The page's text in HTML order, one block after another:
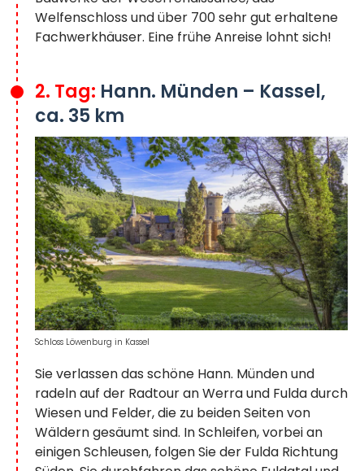
Welfenschloss und über 700 sehr gut erhaltene
Fachwerkhäuser. Eine frühe Anreise lohnt sich!
2. Tag: Hann. Münden – Kassel,
ca. 35 km
Sie verlassen das schöne Hann. Münden und
radeln auf der Radtour an Werra und Fulda durch
Wiesen und Felder, die zu beiden Seiten von
Wäldern gesäumt sind. In Schleifen, vorbei an
einigen Schleusen, folgen Sie der Fulda Richtung
Schloss Löwenburg in Kassel